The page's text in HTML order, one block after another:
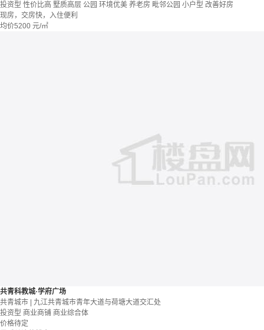
投资型 性价比高 墅质高层 公园 环境优美 养老房 毗邻公园 小户型 改善好房
现房，交房快，入住便利
均价5200 元/㎡
共青科教城·学府广场
共青城市 | 九江共青城市青年大道与荷塘大道交汇处
投资型 商业商铺 商业综合体
价格待定